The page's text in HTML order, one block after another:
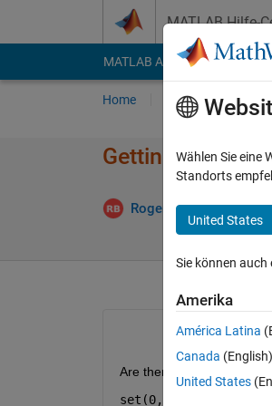
MATLAB Hilfe-
MATLAB Answers File
Home Fragen
Getting screen
Roger Breton 28 Mai
Are there other functions
set(0,
Wählen Sie eine
Standorts
United States
Sie können
Amerika
América Latina
Canada (English)
United States